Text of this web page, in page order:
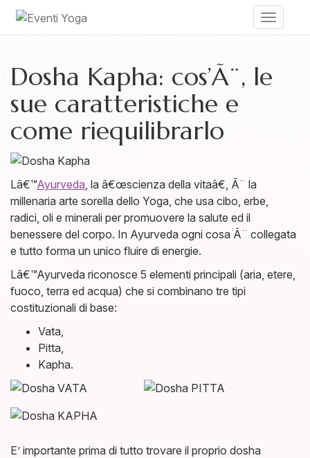
Toggle
Dosha Kapha: cos’Ã¨, le
sue caratteristiche e
come riequilibrarlo
Lâ€™Ayurveda , la â€œscienza della vitaâ€, Ã¨ la
millenaria arte sorella dello Yoga, che usa cibo, erbe,
radici, oli e minerali per promuovere la salute ed il
benessere del corpo. In Ayurveda ogni cosa Ã¨ collegata
e tutto forma un unico fluire di energie.
Lâ€™Ayurveda riconosce 5 elementi principali (aria, etere,
fuoco, terra ed acqua) che si combinano tre tipi
costituzionali di base:
Vata,
Pitta,
Kapha.
E’ importante prima di tutto trovare il proprio dosha